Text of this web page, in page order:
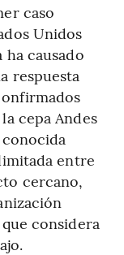
caso
Unidos
causado
respuesta
cepa Andes
entre
cercano,
considera